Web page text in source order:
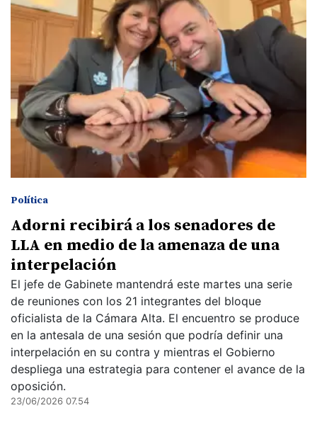
Política
Adorni recibirá a los senadores de
LLA en medio de la amenaza de una
interpelación
El jefe de Gabinete mantendrá este martes una serie
de reuniones con los 21 integrantes del bloque
oficialista de la Cámara Alta. El encuentro se produce
en la antesala de una sesión que podría definir una
interpelación en su contra y mientras el Gobierno
despliega una estrategia para contener el avance de la
oposición.
23/06/2026 07.54